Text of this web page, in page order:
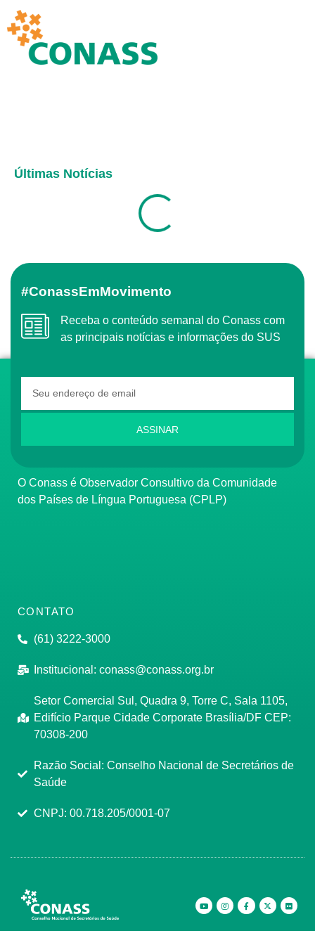
Últimas Notícias
#ConassEmMovimento
Receba o conteúdo semanal do Conass com
as principais notícias e informações do SUS
ASSINAR
O Conass é Observador Consultivo da Comunidade
dos Países de Língua Portuguesa (CPLP)
CONTATO
(61) 3222-3000
Institucional: conass@conass.org.br
Setor Comercial Sul, Quadra 9, Torre C, Sala 1105,
Edifício Parque Cidade Corporate Brasília/DF CEP:
70308-200
Razão Social: Conselho Nacional de Secretários de
Saúde
CNPJ: 00.718.205/0001-07